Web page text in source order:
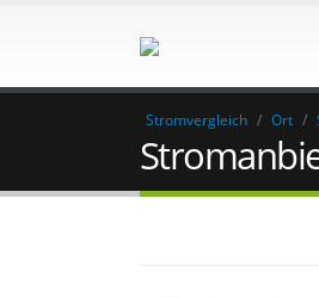
Stromvergleich / Ort /